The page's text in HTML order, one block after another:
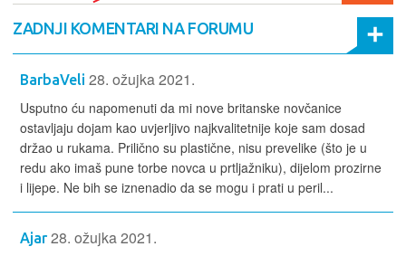
ZADNJI KOMENTARI NA FORUMU
BarbaVeli 28. ožujka 2021.
Usputno ću napomenuti da mi nove britanske novčanice
ostavljaju dojam kao uvjerljivo najkvalitetnije koje sam dosad
držao u rukama. Prilično su plastične, nisu prevelike (što je u
redu ako imaš pune torbe novca u prtljažniku), dijelom prozirne
i lijepe. Ne bih se iznenadio da se mogu i prati u peril...
Ajar 28. ožujka 2021.